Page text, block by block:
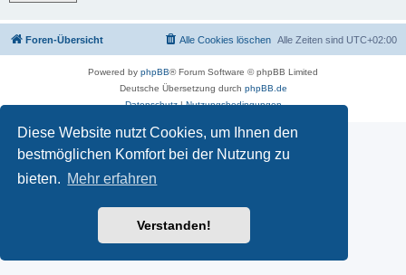
Diese Website nutzt Cookies, um Ihnen den
bestmöglichen Komfort bei der Nutzung zu
bieten. Mehr erfahren
Verstanden!
Foren-Übersicht Alle Zeiten sind UTC+02:00
Alle Cookies löschen
Powered by phpBB® Forum Software © phpBB Limited
Deutsche Übersetzung durch phpBB.de
Datenschutz|Nutzungsbedingungen